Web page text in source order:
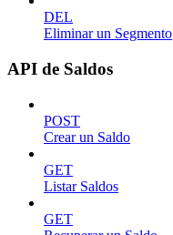
DEL
Eliminar un Segmento
API de Saldos
POST
Crear un Saldo
GET
Listar Saldos
GET